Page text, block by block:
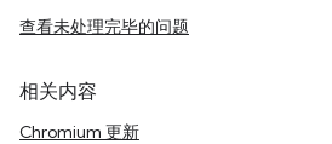
查看未处理完毕的问题
相关内容
Chromium 更新